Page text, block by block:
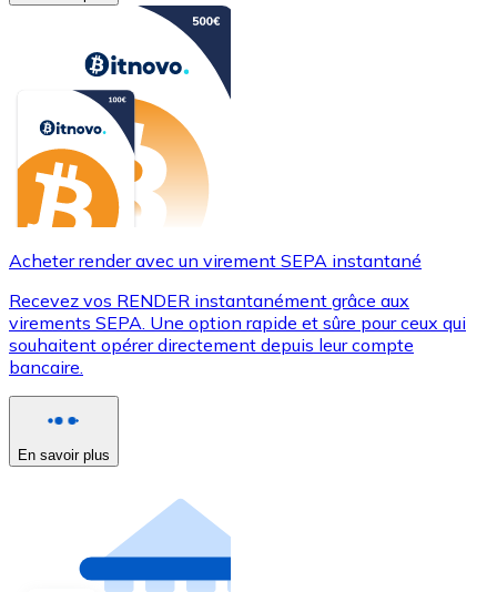
Acheter render avec un virement SEPA instantané
Recevez vos RENDER instantanément grâce aux
virements SEPA. Une option rapide et sûre pour ceux qui
souhaitent opérer directement depuis leur compte
bancaire.
En savoir plus